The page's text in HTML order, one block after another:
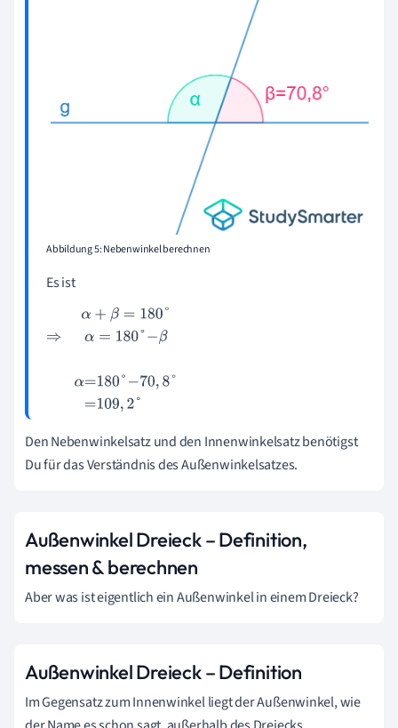
Abbildung 5: Nebenwinkel berechnen
Es ist
180°-70,8 =109,2°
Den Nebenwinkelsatz und den Innenwinkelsatz benötigst
Du für das Verständnis des Außenwinkelsatzes.
Außenwinkel Dreieck – Definition,
messen & berechnen
Aber was ist eigentlich ein Außenwinkel in einem Dreieck?
Außenwinkel Dreieck – Definition
Im Gegensatz zum Innenwinkel liegt der Außenwinkel, wie